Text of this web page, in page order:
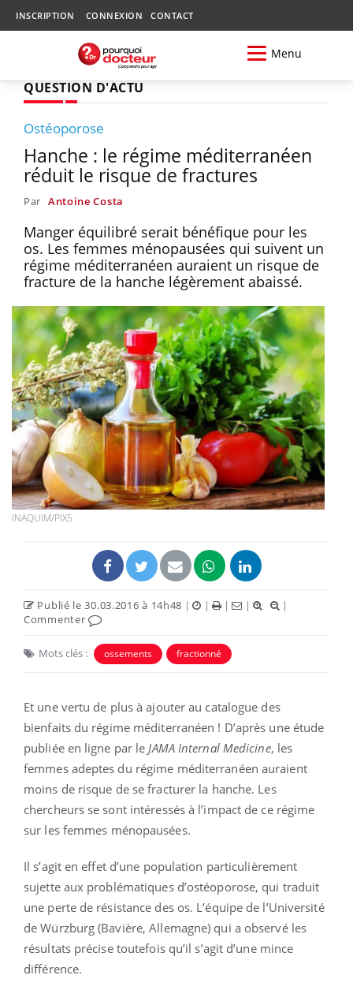
INSCRIPTION CONNEXION CONTACT
Menu
QUESTION D'ACTU
Ostéoporose
Hanche : le régime méditerranéen
réduit le risque de fractures
Par Antoine Costa
Manger équilibré serait bénéfique pour les
os. Les femmes ménopausées qui suivent un
régime méditerranéen auraient un risque de
fracture de la hanche légèrement abaissé.
INAQUIM/PIX5
Publié le 30.03.2016 à 14h48 | | | |
|
Commenter
Mots clés : ossements fractionné
Et une vertu de plus à ajouter au catalogue des
bienfaits du régime méditerranéen ! D’après une étude
publiée en ligne par le JAMA Internal Medicine, les
femmes adeptes du régime méditerranéen auraient
moins de risque de se fracturer la hanche. Les
chercheurs se sont intéressés à l’impact de ce régime
sur les femmes ménopausées.
Il s’agit en effet d’une population particulièrement
sujette aux problématiques d’ostéoporose, qui traduit
une perte de résistance des os. L’équipe de l’Université
de Würzburg (Bavière, Allemagne) qui a observé les
résultats précise toutefois qu’il s’agit d’une mince
différence.